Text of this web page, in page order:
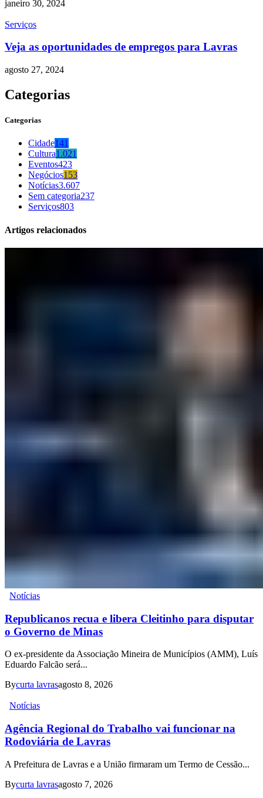
janeiro 30, 2024
Serviços
Veja as oportunidades de empregos para Lavras
agosto 27, 2024
Categorias
Categorias
Cidade141
Cultura1.021
Eventos423
Negócios153
Notícias3.607
Sem categoria237
Serviços803
Artigos relacionados
Notícias
Republicanos recua e libera Cleitinho para disputar
o Governo de Minas
O ex-presidente da Associação Mineira de Municípios (AMM), Luís
Eduardo Falcão será...
Bycurta lavrasagosto 8, 2026
Notícias
Agência Regional do Trabalho vai funcionar na
Rodoviária de Lavras
A Prefeitura de Lavras e a União firmaram um Termo de Cessão...
Bycurta lavrasagosto 7, 2026